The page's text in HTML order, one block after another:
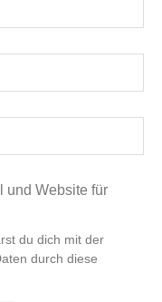
und Website für
du dich mit der
durch diese